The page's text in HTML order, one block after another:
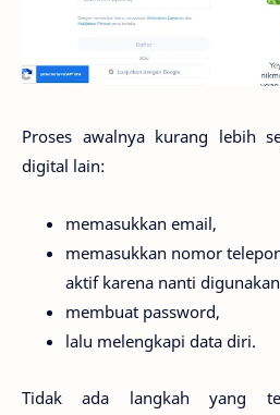
Proses awalnya kurang lebih
digital lain:
memasukkan email,
memasukkan nomor
aktif karena nanti
membuat password,
lalu melengkapi data diri.
Tidak ada langkah yang